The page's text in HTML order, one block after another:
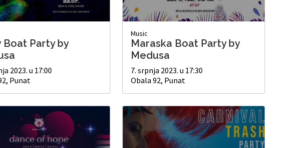
Boat Party by
2023. u 17:00
Punat
Music
Maraska Boat Party by
Medusa
7. srpnja 2023. u 17:30
Obala 92, Punat